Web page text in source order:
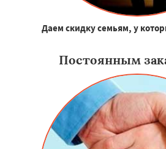
Даем скидку семьям, у
Постоянным